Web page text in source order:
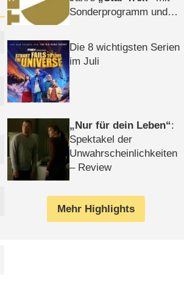
Sonderprogramm und
Die 8 wichtigsten Serien
im Juli
Nur für dein Leben :
Spektakel der
Unwahrscheinlichkeiten
– Review
Mehr Highlights